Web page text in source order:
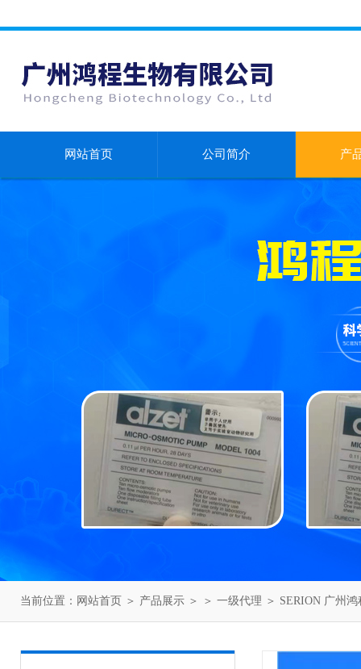
网站首页 公司简介 产
当前位置： 网站首页 ＞ 产品展示 ＞ ＞ 一级代理 ＞ SERION 广州